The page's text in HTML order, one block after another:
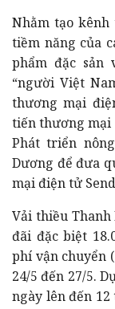
Nhằm tạo
tiềm năng của
phẩm đặc sản
“người Việt
thương mại
tiến thương mại
Phát triển
Dương để đưa
mại điện tử
Vải thiều
đãi đặc biệt
phí vận chuyển
24/5 đến 27/5.
ngày lên đến